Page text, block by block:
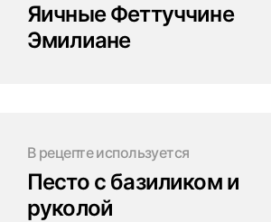
Яичные Феттуччине
Эмилиане
В рецепте используется
Песто с базиликом и
руколой